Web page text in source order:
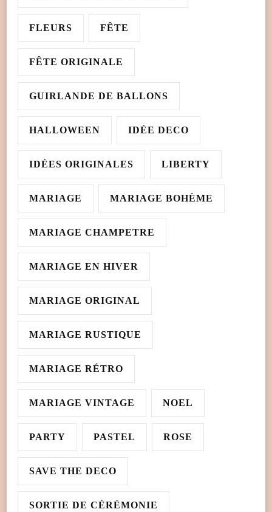
FLEURS FÊTE
FÊTE ORIGINALE
GUIRLANDE DE BALLONS
HALLOWEEN IDÉE DECO
IDÉES ORIGINALES LIBERTY
MARIAGE MARIAGE BOHÈME
MARIAGE CHAMPETRE
MARIAGE EN HIVER
MARIAGE ORIGINAL
MARIAGE RUSTIQUE
MARIAGE RÉTRO
MARIAGE VINTAGE NOEL
PARTY PASTEL ROSE
SAVE THE DECO
SORTIE DE CÉRÉMONIE